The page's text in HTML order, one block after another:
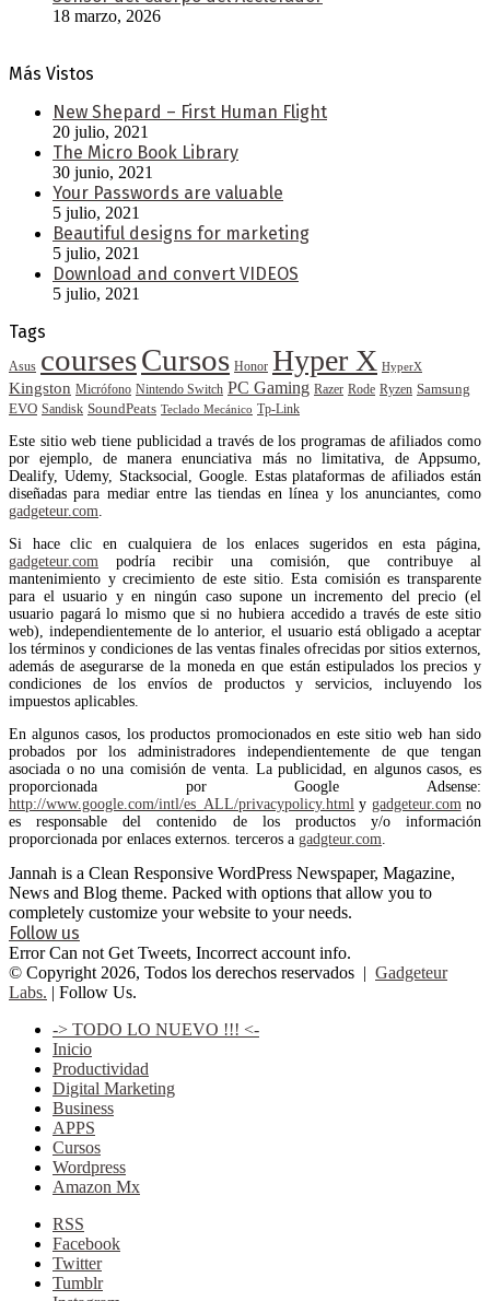
18 marzo, 2026
Más Vistos
New Shepard – First Human Flight
20 julio, 2021
The Micro Book Library
30 junio, 2021
Your Passwords are valuable
5 julio, 2021
Beautiful designs for marketing
5 julio, 2021
Download and convert VIDEOS
5 julio, 2021
Tags
Asus coursesCursos Honor Hyper X HyperX
Kingston Micrófono Nintendo Switch PC Gaming Razer Rode Ryzen Samsung
EVO Sandisk SoundPeats Teclado Mecánico Tp-Link
Este sitio web tiene publicidad a través de los programas de afiliados como
por ejemplo, de manera enunciativa más no limitativa, de Appsumo,
Dealify, Udemy, Stacksocial, Google. Estas plataformas de afiliados están
diseñadas para mediar entre las tiendas en línea y los anunciantes, como
gadgeteur.com.
Si hace clic en cualquiera de los enlaces sugeridos en esta página,
gadgeteur.com podría recibir una comisión, que contribuye al
mantenimiento y crecimiento de este sitio. Esta comisión es transparente
para el usuario y en ningún caso supone un incremento del precio (el
usuario pagará lo mismo que si no hubiera accedido a través de este sitio
web), independientemente de lo anterior, el usuario está obligado a aceptar
los términos y condiciones de las ventas finales ofrecidas por sitios externos,
además de asegurarse de la moneda en que están estipulados los precios y
condiciones de los envíos de productos y servicios, incluyendo los
impuestos aplicables.
En algunos casos, los productos promocionados en este sitio web han sido
probados por los administradores independientemente de que tengan
asociada o no una comisión de venta. La publicidad, en algunos casos, es
proporcionada por Google Adsense:
http://www.google.com/intl/es_ALL/privacypolicy.html y gadgeteur.comno
es responsable del contenido de los productos y/o información
proporcionada por enlaces externos. terceros a gadgteur.com.
Jannah is a Clean Responsive WordPress Newspaper, Magazine,
News and Blog theme. Packed with options that allow you to
completely customize your website to your needs.
Follow us
Error Can not Get Tweets, Incorrect account info.
© Copyright 2026, Todos los derechos reservados | Gadgeteur
Labs. | Follow Us.
-> TODO LO NUEVO !!! <-
Inicio
Productividad
Digital Marketing
Business
APPS
Cursos
Wordpress
Amazon Mx
RSS
Facebook
Twitter
Tumblr